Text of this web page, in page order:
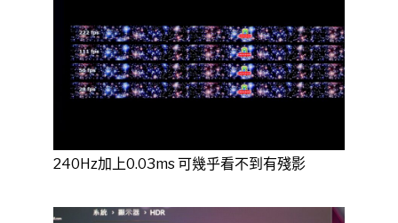
240Hz加上0.03ms 可幾乎看不到有殘影